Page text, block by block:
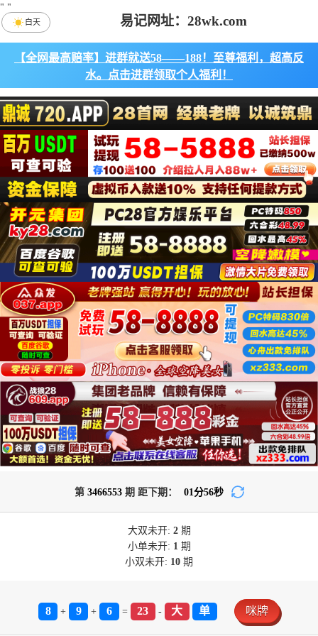
易记网址：28wk.com
白天
第 3466553期 距下期： 01分54秒
大双未开: 2期
小单未开: 1期
小双未开: 10 期
8 + 9 + 6 = 23 - 大 单 咪牌
" "